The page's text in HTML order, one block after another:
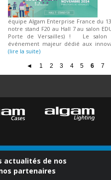
équipe Algam Enterprise France du
notre stand F20 au Hall 7 au salon
Porte de Versailles) ! Le salon
événement majeur dédié aux
(lire la suite)
◄ 1 2 3 4 5 6 7
actualités de nos
partenaires